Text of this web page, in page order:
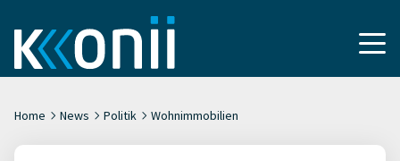
Home News Politik Wohnimmobilien